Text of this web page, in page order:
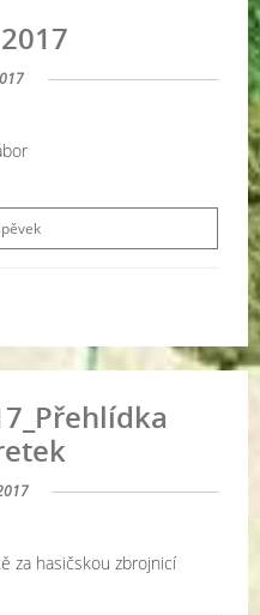
za hasičskou zbrojnicí